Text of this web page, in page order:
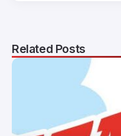
Related Posts